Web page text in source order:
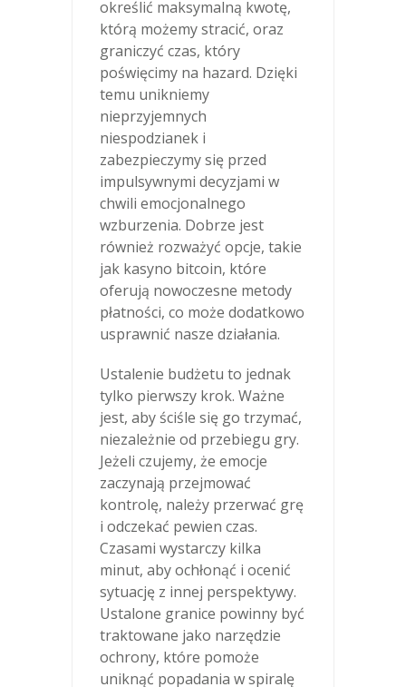
określić maksymalną kwotę,
którą możemy stracić, oraz
graniczyć czas, który
poświęcimy na hazard. Dzięki
temu unikniemy
nieprzyjemnych
niespodzianek i
zabezpieczymy się przed
impulsywnymi decyzjami w
chwili emocjonalnego
wzburzenia. Dobrze jest
również rozważyć opcje, takie
jak kasyno bitcoin, które
oferują nowoczesne metody
płatności, co może dodatkowo
usprawnić nasze działania.
Ustalenie budżetu to jednak
tylko pierwszy krok. Ważne
jest, aby ściśle się go trzymać,
niezależnie od przebiegu gry.
Jeżeli czujemy, że emocje
zaczynają przejmować
kontrolę, należy przerwać grę
i odczekać pewien czas.
Czasami wystarczy kilka
minut, aby ochłonąć i ocenić
sytuację z innej perspektywy.
Ustalone granice powinny być
traktowane jako narzędzie
ochrony, które pomoże
uniknąć popadania w spiralę